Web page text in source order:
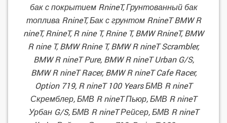
бак с покрытием RnineT, Грунтованный бак
топлива RnineT, Бак с грунтом RnineT BMW R
nineT, RnineT, R nine T, Rnine T, BMW RnineT, BMW
R nine T, BMW Rnine T, BMW R nineT Scrambler,
BMW R nineT Pure, BMW R nineT Urban G/S,
BMW R nineT Racer, BMW R nineT Cafe Racer,
Option 719, R nineT 100 Years БМВ R nineT
Скремблер, БМВ R nineT Пьюр, БМВ R nineT
Урбан G/S, БМВ R nineT Рейсер, БМВ R nineT